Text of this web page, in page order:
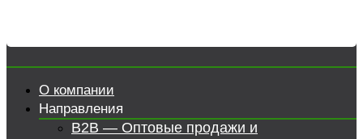
О компании
Направления
B2B — Оптовые продажи и